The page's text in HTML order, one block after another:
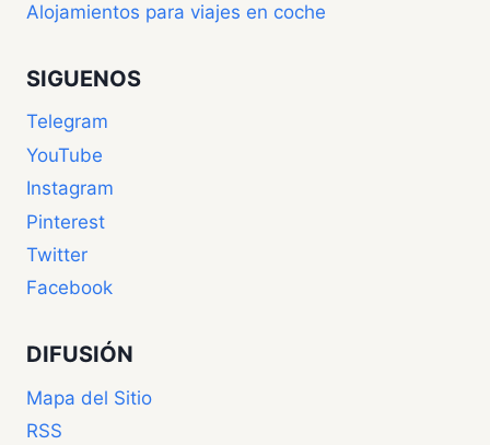
Alojamientos para viajes en coche
SIGUENOS
Telegram
YouTube
Instagram
Pinterest
Twitter
Facebook
DIFUSIÓN
Mapa del Sitio
RSS